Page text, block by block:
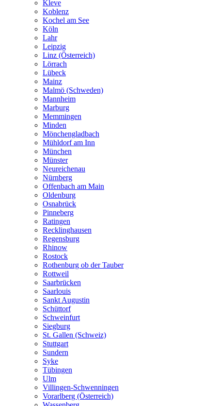
Kleve
Koblenz
Kochel am See
Köln
Lahr
Leipzig
Linz (Österreich)
Lörrach
Lübeck
Mainz
Malmö (Schweden)
Mannheim
Marburg
Memmingen
Minden
Mönchengladbach
Mühldorf am Inn
München
Münster
Neureichenau
Nürnberg
Offenbach am Main
Oldenburg
Osnabrück
Pinneberg
Ratingen
Recklinghausen
Regensburg
Rhinow
Rostock
Rothenburg ob der Tauber
Rottweil
Saarbrücken
Saarlouis
Sankt Augustin
Schüttorf
Schweinfurt
Siegburg
St. Gallen (Schweiz)
Stuttgart
Sundern
Syke
Tübingen
Ulm
Villingen-Schwenningen
Vorarlberg (Österreich)